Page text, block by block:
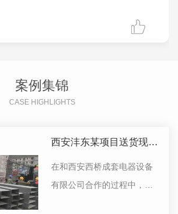
案例集锦
CASE HIGHLIGHTS
西安沣东某项目送货现
场...
在和西安西桥成套电器设备
有限公司合作的过程中，产